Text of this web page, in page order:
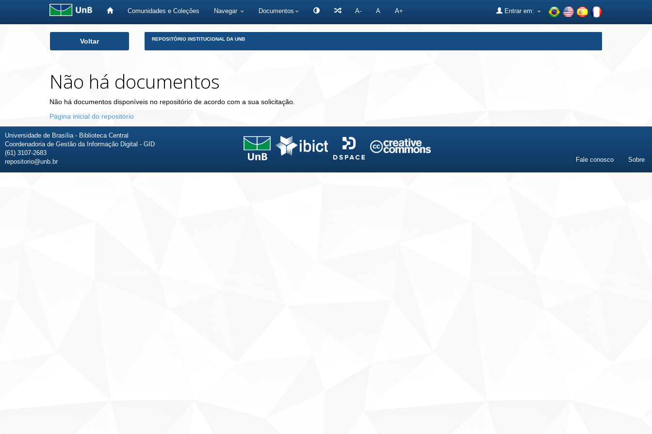
Comunidades e Coleções Navegar Documentos A- A A+ Entrar em:
Voltar REPOSITÓRIO INSTITUCIONAL DA UNB
Não há documentos
Não há documentos disponíveis no repositório de acordo com a sua solicitação.
Página inicial do repositório
Universidade de Brasília - Biblioteca Central
Coordenadoria de Gestão da Informação Digital - GID
(61) 3107-2683
repositorio@unb.br
Fale conosco Sobre